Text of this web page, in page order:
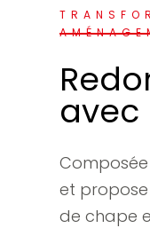
avec
Composée
et
de chape